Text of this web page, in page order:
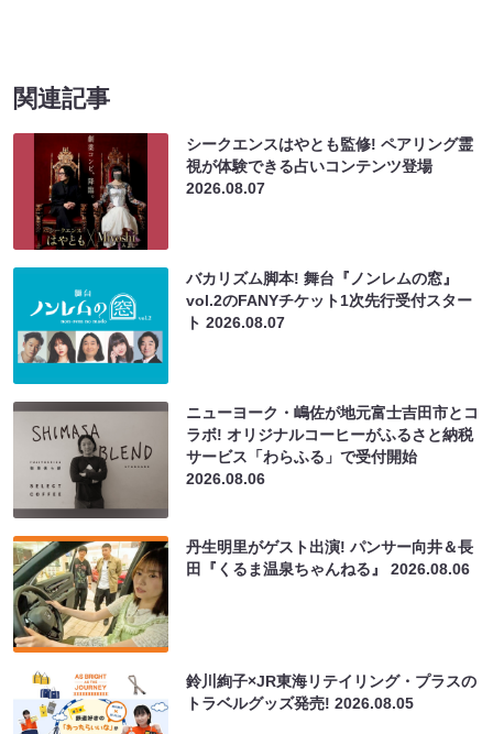
関連記事
シークエンスはやとも監修! ペアリング霊
視が体験できる占いコンテンツ登場
2026.08.07
バカリズム脚本! 舞台『ノンレムの窓』
vol.2のFANYチケット1次先行受付スター
ト2026.08.07
ニューヨーク・嶋佐が地元富士吉田市とコ
ラボ! オリジナルコーヒーがふるさと納税
サービス「わらふる」で受付開始
2026.08.06
丹生明里がゲスト出演! パンサー向井＆長
田『くるま温泉ちゃんねる』2026.08.06
鈴川絢子×JR東海リテイリング・プラスの
トラベルグッズ発売!2026.08.05